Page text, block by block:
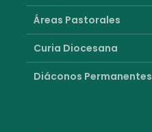
Áreas Pastorales
Curia Diocesana
Diáconos Permanentes